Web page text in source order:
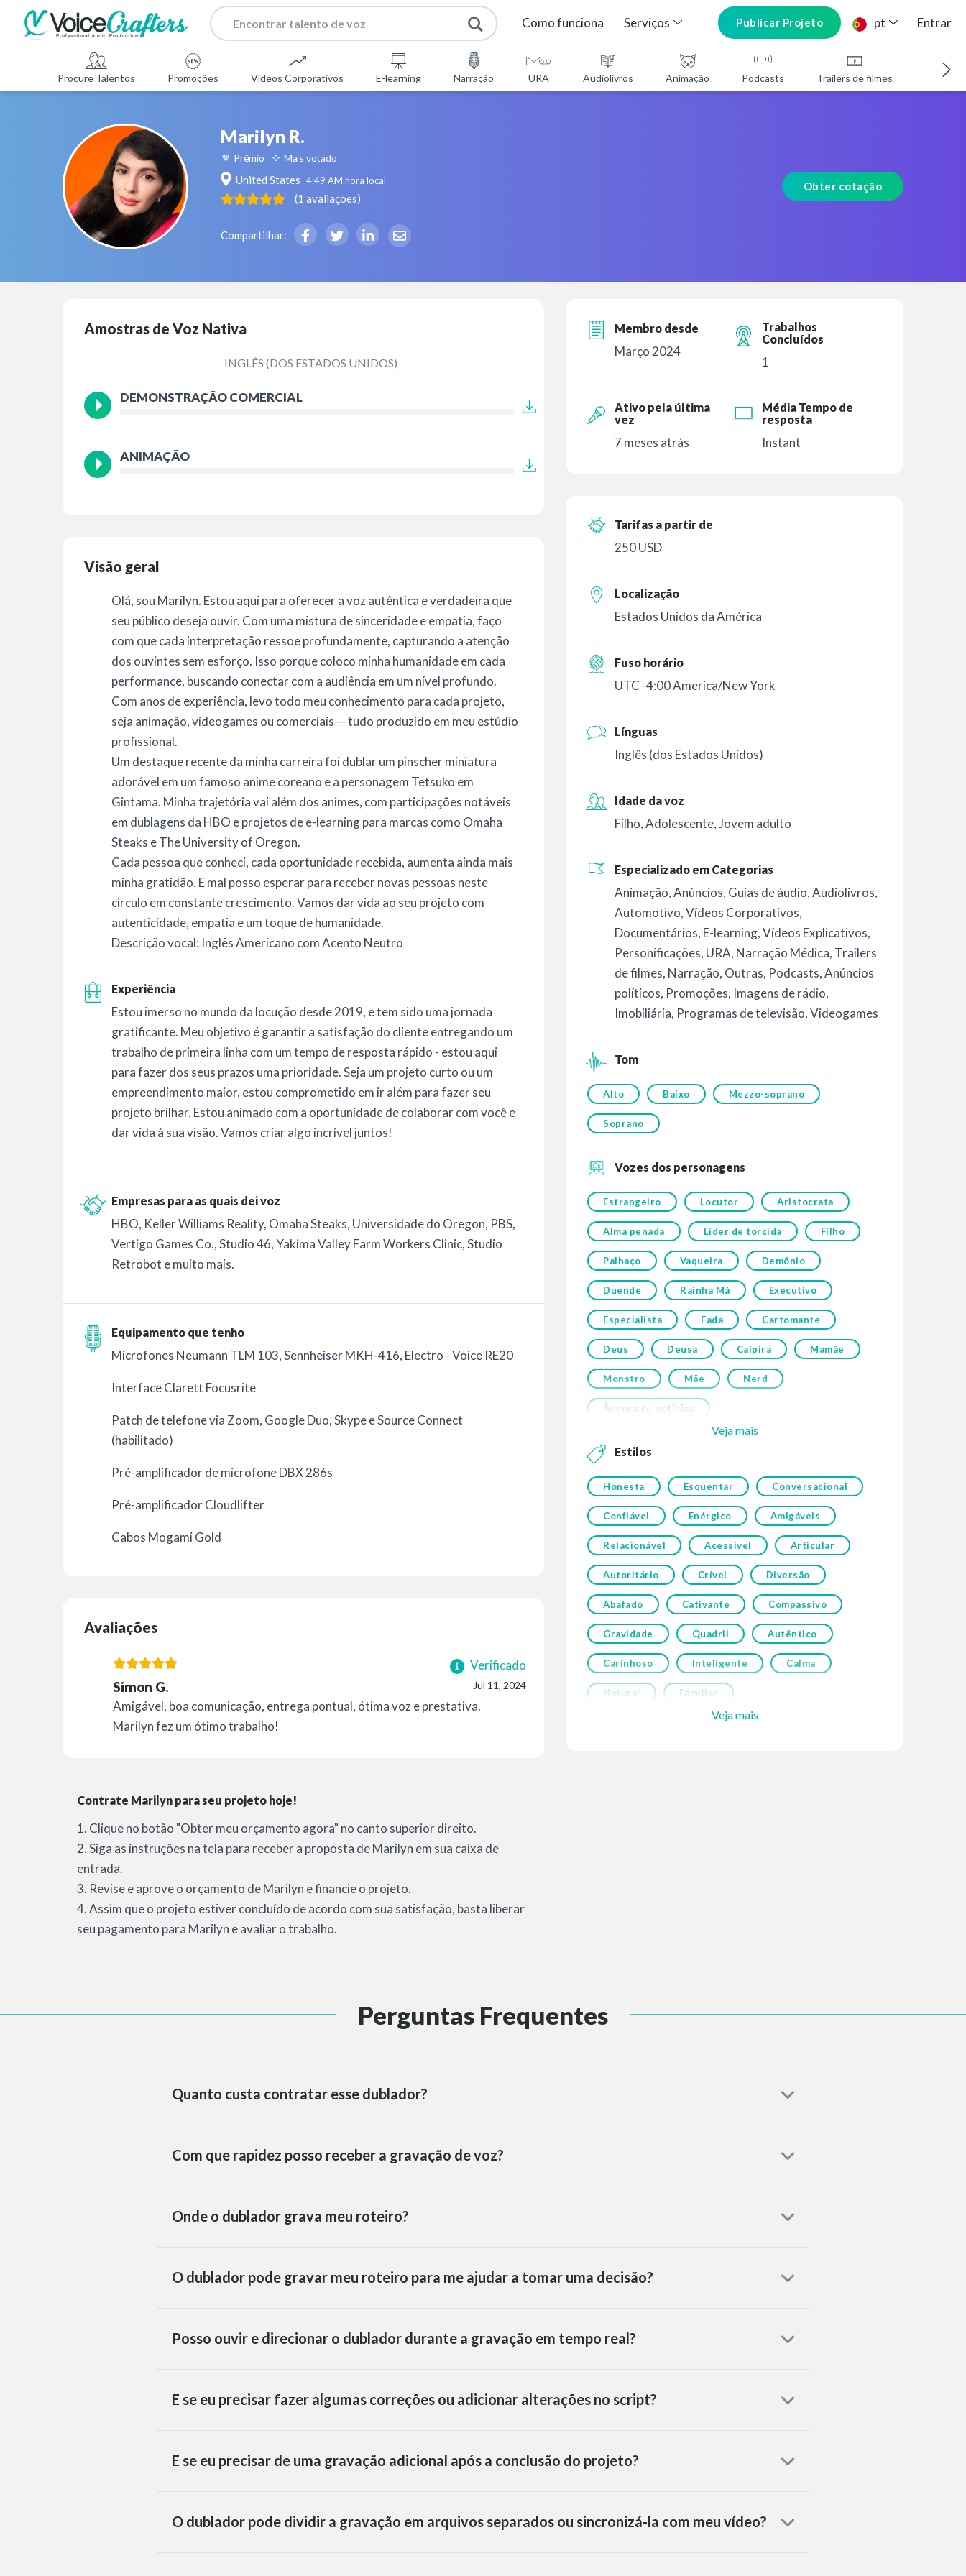
Como funciona Serviços Publicar Projeto pt Entrar
Procure Talentos Promoções Vídeos Corporativos E-learning Narração URA Audiolivros Animação Podcasts Trailers de filmes
Marilyn R.
Prêmio Mais votado
United States 4:49 AM hora local
(1 avaliações)
Compartilhar:
Obter cotação
Amostras de Voz Nativa
INGLÊS (DOS ESTADOS UNIDOS)
DEMONSTRAÇÃO COMERCIAL
ANIMAÇÃO
Visão geral
Olá, sou Marilyn. Estou aqui para oferecer a voz autêntica e verdadeira que
seu público deseja ouvir. Com uma mistura de sinceridade e empatia, faço
com que cada interpretação ressoe profundamente, capturando a atenção
dos ouvintes sem esforço. Isso porque coloco minha humanidade em cada
performance, buscando conectar com a audiência em um nível profundo.
Com anos de experiência, levo todo meu conhecimento para cada projeto,
seja animação, videogames ou comerciais — tudo produzido em meu estúdio
profissional.
Um destaque recente da minha carreira foi dublar um pinscher miniatura
adorável em um famoso anime coreano e a personagem Tetsuko em
Gintama. Minha trajetória vai além dos animes, com participações notáveis
em dublagens da HBO e projetos de e-learning para marcas como Omaha
Steaks e The University of Oregon.
Cada pessoa que conheci, cada oportunidade recebida, aumenta ainda mais
minha gratidão. E mal posso esperar para receber novas pessoas neste
círculo em constante crescimento. Vamos dar vida ao seu projeto com
autenticidade, empatia e um toque de humanidade.
Descrição vocal: Inglês Americano com Acento Neutro
Experiência
Estou imerso no mundo da locução desde 2019, e tem sido uma jornada
gratificante. Meu objetivo é garantir a satisfação do cliente entregando um
trabalho de primeira linha com um tempo de resposta rápido - estou aqui
para fazer dos seus prazos uma prioridade. Seja um projeto curto ou um
empreendimento maior, estou comprometido em ir além para fazer seu
projeto brilhar. Estou animado com a oportunidade de colaborar com você e
dar vida à sua visão. Vamos criar algo incrível juntos!
Empresas para as quais dei voz
HBO, Keller Williams Reality, Omaha Steaks, Universidade do Oregon, PBS,
Vertigo Games Co., Studio 46, Yakima Valley Farm Workers Clinic, Studio
Retrobot e muito mais.
Equipamento que tenho
Microfones Neumann TLM 103, Sennheiser MKH-416, Electro - Voice RE20
Interface Clarett Focusrite
Patch de telefone via Zoom, Google Duo, Skype e Source Connect
(habilitado)
Pré-amplificador de microfone DBX 286s
Pré-amplificador Cloudlifter
Cabos Mogami Gold
Avaliações
Verificado
Jul 11, 2024
Simon G.
Amigável, boa comunicação, entrega pontual, ótima voz e prestativa.
Marilyn fez um ótimo trabalho!
Contrate Marilyn para seu projeto hoje!
1. Clique no botão "Obter meu orçamento agora" no canto superior direito.
2. Siga as instruções na tela para receber a proposta de Marilyn em sua caixa de
entrada.
3. Revise e aprove o orçamento de Marilyn e financie o projeto.
4. Assim que o projeto estiver concluído de acordo com sua satisfação, basta liberar
seu pagamento para Marilyn e avaliar o trabalho.
Membro desde
Março 2024
Trabalhos
Concluídos
1
Ativo pela última
vez
7 meses atrás
Média Tempo de
resposta
Instant
Tarifas a partir de
250 USD
Localização
Estados Unidos da América
Fuso horário
UTC -4:00 America/New York
Línguas
Inglês (dos Estados Unidos)
Idade da voz
Filho,Adolescente,Jovem adulto
Especializado em Categorias
Animação,Anúncios, Guias de áudio,Audiolivros,
Automotivo,Vídeos Corporativos,
Documentários, E-learning,Vídeos Explicativos,
Personificações, URA, Narração Médica, Trailers
de filmes, Narração, Outras, Podcasts,Anúncios
políticos, Promoções, Imagens de rádio,
Imobiliária, Programas de televisão,Videogames
Tom
Alto Baixo Mezzo-soprano
Soprano
Vozes dos personagens
Estrangeiro Locutor Aristocrata
Alma penada Líder de torcida Filho
Palhaço Vaqueira Demônio
Duende Rainha Má Executivo
Especialista Fada Cartomante
Deus Deusa Caipira Mamãe
Monstro Mãe Nerd
Âncora de notícias
Veja mais
Estilos
Honesta Esquentar Conversacional
Confiável Enérgico Amigáveis
Relacionável Acessível Articular
Autoritário Crível Diversão
Abafado Cativante Compassivo
Gravidade Quadril Autêntico
Carinhoso Inteligente Calma
Natural Familiar
Veja mais
Perguntas Frequentes
Quanto custa contratar esse dublador?
Com que rapidez posso receber a gravação de voz?
Onde o dublador grava meu roteiro?
O dublador pode gravar meu roteiro para me ajudar a tomar uma decisão?
Posso ouvir e direcionar o dublador durante a gravação em tempo real?
E se eu precisar fazer algumas correções ou adicionar alterações no script?
E se eu precisar de uma gravação adicional após a conclusão do projeto?
O dublador pode dividir a gravação em arquivos separados ou sincronizá-la com meu vídeo?